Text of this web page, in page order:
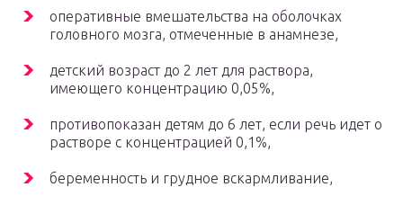
оперативные вмешательства на оболочках
головного мозга, отмеченные в анамнезе,
детский возраст до 2 лет для раствора,
имеющего концентрацию 0,05%,
противопоказан детям до 6 лет, если речь идет о
растворе с концентрацией 0,1%,
беременность и грудное вскармливание,